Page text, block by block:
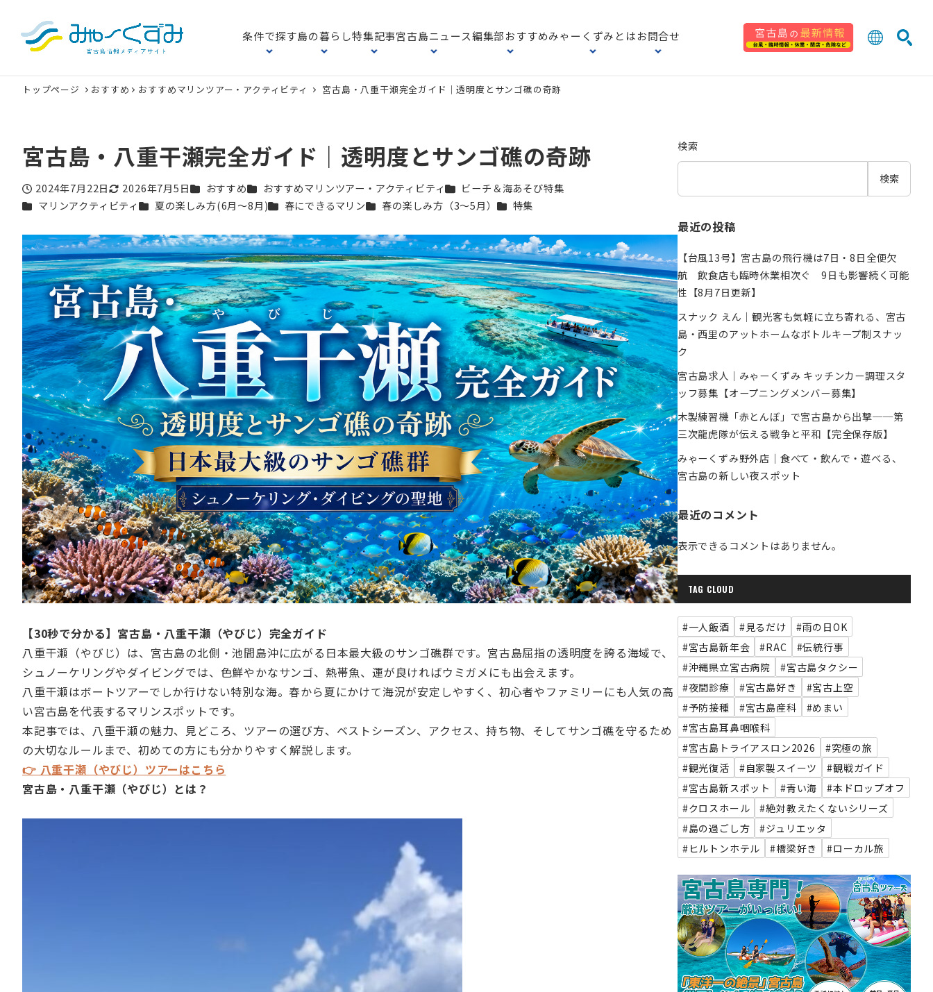
条件で探す島の暮らし特集記事宮古島ニュース編集部おすすめみゃーくずみとはお問合せ
トップページ おすすめ おすすめマリンツアー・アクティビティ 宮古島・八重干瀬完全ガイド｜透明度とサンゴ礁の奇跡
宮古島・八重干瀬完全ガイド｜透明度とサンゴ礁の奇跡
投稿日
2024年7月22日
更新日
2026年7月5日カテゴリー
おすすめカテゴリー
おすすめマリンツアー・アクティビティカテゴリー
ビーチ＆海あそび特集
カテゴリー
マリンアクティビティカテゴリー
夏の楽しみ方(6月〜8月)カテゴリー
春にできるマリンカテゴリー
春の楽しみ方（3〜5月） カテゴリー
特集
【30秒で分かる】宮古島・八重干瀬（やびじ）完全ガイド
八重干瀬（やびじ）は、宮古島の北側・池間島沖に広がる日本最大級のサンゴ礁群です。宮古島屈指の透明度を誇る海域で、
シュノーケリングやダイビングでは、色鮮やかなサンゴ、熱帯魚、運が良ければウミガメにも出会えます。
八重干瀬はボートツアーでしか行けない特別な海。春から夏にかけて海況が安定しやすく、初心者やファミリーにも人気の高
い宮古島を代表するマリンスポットです。
本記事では、八重干瀬の魅力、見どころ、ツアーの選び方、ベストシーズン、アクセス、持ち物、そしてサンゴ礁を守るため
の大切なルールまで、初めての方にも分かりやすく解説します。
👉 八重干瀬（やびじ）ツアーはこちら
宮古島・八重干瀬（やびじ）とは？
検索
検索
最近の投稿
【台風13号】宮古島の飛行機は7日・8日全便欠
航 飲食店も臨時休業相次ぐ 9日も影響続く可能
性【8月7日更新】
スナック えん｜観光客も気軽に立ち寄れる、宮古
島・西里のアットホームなボトルキープ制スナッ
ク
宮古島求人｜みゃーくずみ キッチンカー調理スタ
ッフ募集【オープニングメンバー募集】
木製練習機「赤とんぼ」で宮古島から出撃──第
三次龍虎隊が伝える戦争と平和【完全保存版】
みゃーくずみ野外店｜食べて・飲んで・遊べる、
宮古島の新しい夜スポット
最近のコメント
表示できるコメントはありません。
TAG CLOUD
#一人飯酒 #見るだけ
#雨の日OK
#宮古島新年会
#RAC
#伝統行事
#沖縄県立宮古病院
#宮古島タクシー
#夜間診療
#宮古島好き
#宮古上空
#予防接種
#宮古島産科
#めまい
#宮古島耳鼻咽喉科
#宮古島トライアスロン2026
#究極の旅
#観光復活
#自家製スイーツ
#観戦ガイド
#宮古島新スポット
#青い海
#本ドロップオフ
#クロスホール
#絶対教えたくないシリーズ
#島の過ごし方
#ジュリエッタ
#ヒルトンホテル
#橋梁好き #ローカル旅